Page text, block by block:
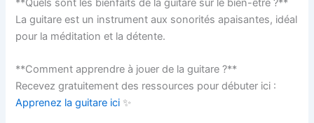
**Quels sont les bienfaits de la guitare sur le bien-être ?**
La guitare est un instrument aux sonorités apaisantes, idéal
pour la méditation et la détente.
**Comment apprendre à jouer de la guitare ?**
Recevez gratuitement des ressources pour débuter ici :
Apprenez la guitare ici ✨